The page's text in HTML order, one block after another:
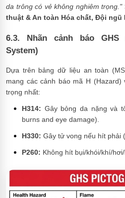
da trông có vẻ không nghiêm trọng."
thuật & An toàn Hóa chất, Đội ngũ
6.3. Nhãn cảnh báo GHS
System)
Dựa trên bảng dữ liệu an toàn
mang các cảnh báo mã H (Hazard)
trọng nhất:
H314: Gây bỏng da nặng và
burns and eye damage).
H330: Gây tử vong nếu hít phải
P260: Không hít bụi/khói/khí/